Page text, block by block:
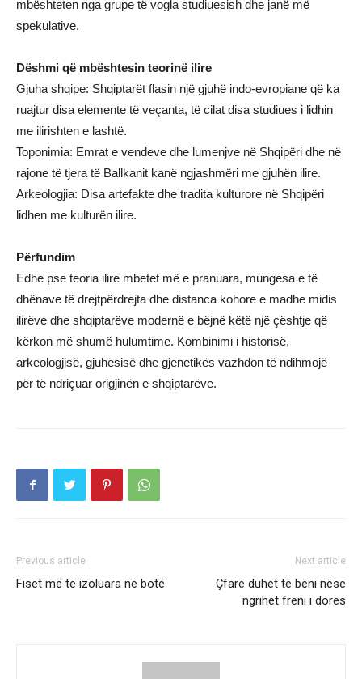
mbështeten nga grupe të vogla studiuesish dhe janë më
spekulative.
Dëshmi që mbështesin teorinë ilire
Gjuha shqipe: Shqiptarët flasin një gjuhë indo-evropiane që ka
ruajtur disa elemente të veçanta, të cilat disa studiues i lidhin
me ilirishten e lashtë.
Toponimia: Emrat e vendeve dhe lumenjve në Shqipëri dhe në
rajone të tjera të Ballkanit kanë ngjashmëri me gjuhën ilire.
Arkeologjia: Disa artefakte dhe tradita kulturore në Shqipëri
lidhen me kulturën ilire.
Përfundim
Edhe pse teoria ilire mbetet më e pranuara, mungesa e të
dhënave të drejtpërdrejta dhe distanca kohore e madhe midis
ilirëve dhe shqiptarëve modernë e bëjnë këtë një çështje që
kërkon më shumë hulumtime. Kombinimi i historisë,
arkeologjisë, gjuhësisë dhe gjenetikës vazhdon të ndihmojë
për të ndriçuar origjinën e shqiptarëve.
Previous article
Fiset më të izoluara në botë
Next article
Çfarë duhet të bëni nëse
ngrihet freni i dorës